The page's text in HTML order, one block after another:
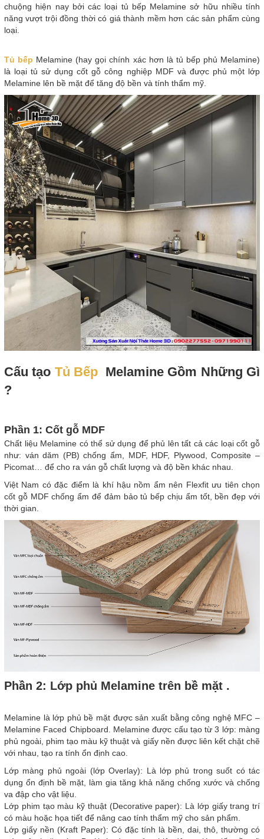
chuộng hiện nay bởi các loại tủ bếp Melamine sở hữu nhiều tính
năng vượt trội đồng thời có giá thành mềm hơn các sản phẩm cùng
loại.
Tủ bếp Melamine (hay gọi chính xác hơn là tủ bếp phủ Melamine)
là loại tủ sử dụng cốt gỗ công nghiệp MDF và được phủ một lớp
Melamine lên bề mặt để tăng độ bền và tính thẩm mỹ.
Cấu tạo Tủ Bếp Melamine Gồm Những Gì
?
Phần 1: Cốt gỗ MDF
Chất liệu Melamine có thể sử dụng để phủ lên tất cả các loại cốt gỗ
như: ván dăm (PB) chống ẩm, MDF, HDF, Plywood, Composite –
Picomat… để cho ra ván gỗ chất lượng và độ bền khác nhau.
Việt Nam có đặc điểm là khí hậu nồm ẩm nên Flexfit ưu tiên chọn
cốt gỗ MDF chống ẩm để đảm bảo tủ bếp chịu ẩm tốt, bền đẹp với
thời gian.
Phần 2: Lớp phủ Melamine trên bề mặt .
Melamine là lớp phủ bề mặt được sản xuất bằng công nghệ MFC –
Melamine Faced Chipboard. Melamine được cấu tạo từ 3 lớp: màng
phủ ngoài, phim tạo màu kỹ thuật và giấy nền được liên kết chặt chẽ
với nhau, tạo ra tính ổn định cao.
Lớp màng phủ ngoài (lớp Overlay): Là lớp phủ trong suốt có tác
dụng ổn định bề mặt, làm gia tăng khả năng chống xước và chống
va đập cho vật liệu.
Lớp phim tạo màu kỹ thuật (Decorative paper): Là lớp giấy trang trí
có màu hoặc họa tiết để nâng cao tính thẩm mỹ cho sản phẩm.
Lớp giấy nền (Kraft Paper): Có đặc tính là bền, dai, thô, thường có